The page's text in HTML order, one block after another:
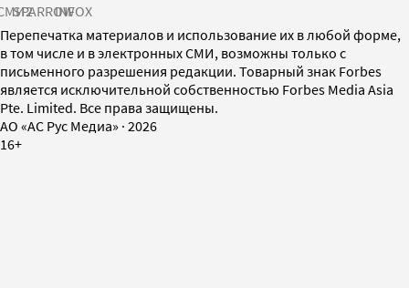
SPARROWINFOX
Перепечатка материалов и использование их в любой форме,
в том числе и в электронных СМИ, возможны только с
письменного разрешения редакции. Товарный знак Forbes
является исключительной собственностью Forbes Media Asia
Pte. Limited. Все права защищены.
AO «АС Рус Медиа» · 2026
16+